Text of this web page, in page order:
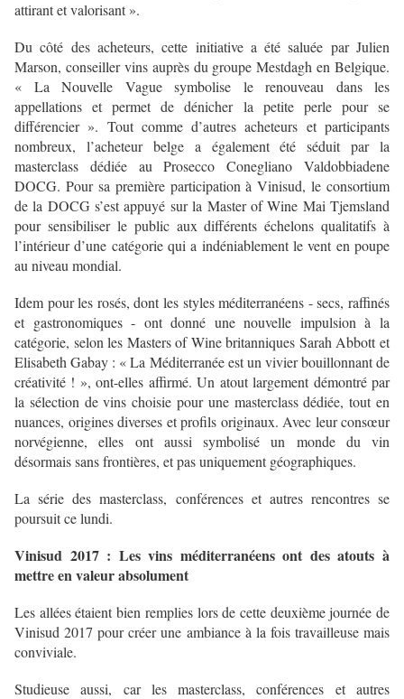
attirant et valorisant ».
Du côté des acheteurs, cette initiative a été saluée par Julien
Marson, conseiller vins auprès du groupe Mestdagh en Belgique.
« La Nouvelle Vague symbolise le renouveau dans les
appellations et permet de dénicher la petite perle pour se
différencier ». Tout comme d’autres acheteurs et participants
nombreux, l’acheteur belge a également été séduit par la
masterclass dédiée au Prosecco Conegliano Valdobbiadene
DOCG. Pour sa première participation à Vinisud, le consortium
de la DOCG s’est appuyé sur la Master of Wine Mai Tjemsland
pour sensibiliser le public aux différents échelons qualitatifs à
l’intérieur d’une catégorie qui a indéniablement le vent en poupe
au niveau mondial.
Idem pour les rosés, dont les styles méditerranéens - secs, raffinés
et gastronomiques - ont donné une nouvelle impulsion à la
catégorie, selon les Masters of Wine britanniques Sarah Abbott et
Elisabeth Gabay : « La Méditerranée est un vivier bouillonnant de
créativité ! », ont-elles affirmé. Un atout largement démontré par
la sélection de vins choisie pour une masterclass dédiée, tout en
nuances, origines diverses et profils originaux. Avec leur consœur
norvégienne, elles ont aussi symbolisé un monde du vin
désormais sans frontières, et pas uniquement géographiques.
La série des masterclass, conférences et autres rencontres se
poursuit ce lundi.
Vinisud 2017 : Les vins méditerranéens ont des atouts à
mettre en valeur absolument
Les allées étaient bien remplies lors de cette deuxième journée de
Vinisud 2017 pour créer une ambiance à la fois travailleuse mais
conviviale.
Studieuse aussi, car les masterclass, conférences et autres